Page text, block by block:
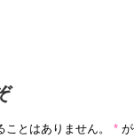
とはありません。 *